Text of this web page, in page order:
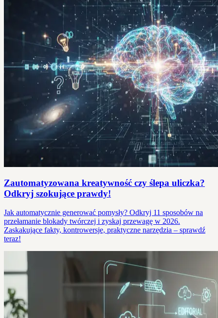
Zautomatyzowana kreatywność czy ślepa uliczka?
Odkryj szokujące prawdy!
Jak automatycznie generować pomysły? Odkryj 11 sposobów na
przełamanie blokady twórczej i zyskaj przewagę w 2026.
Zaskakujące fakty, kontrowersje, praktyczne narzędzia – sprawdź
teraz!